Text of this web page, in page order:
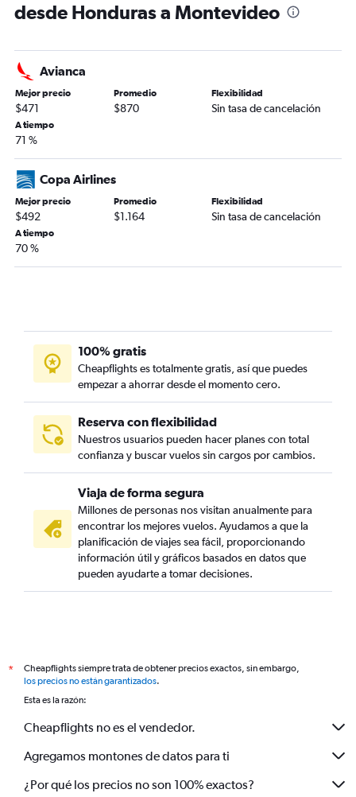
desde Honduras a Montevideo
Avianca
Mejor precio
$471
Promedio
$870
Flexibilidad
Sin tasa de cancelación
A tiempo
71 %
Copa Airlines
Mejor precio
$492
Promedio
$1.164
Flexibilidad
Sin tasa de cancelación
A tiempo
70 %
100% gratis
Cheapflights es totalmente gratis, así que puedes
empezar a ahorrar desde el momento cero.
Reserva con flexibilidad
Nuestros usuarios pueden hacer planes con total
confianza y buscar vuelos sin cargos por cambios.
Viaja de forma segura
Millones de personas nos visitan anualmente para
encontrar los mejores vuelos. Ayudamos a que la
planificación de viajes sea fácil, proporcionando
información útil y gráficos basados en datos que
pueden ayudarte a tomar decisiones.
*
Cheapflights siempre trata de obtener precios exactos, sin embargo,
los precios no están garantizados.
Esta es la razón:
Cheapflights no es el vendedor.
Agregamos montones de datos para ti
¿Por qué los precios no son 100% exactos?